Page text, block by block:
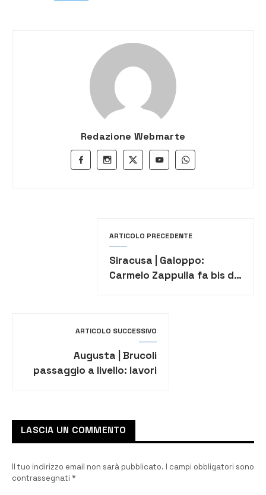
Redazione Webmarte
ARTICOLO PRECEDENTE
Siracusa | Galoppo:
Carmelo Zappulla fa bis di
ARTICOLO SUCCESSIVO
Augusta | Brucoli
passaggio a livello: lavori
LASCIA UN COMMENTO
Il tuo indirizzo email non sarà pubblicato. I campi obbligatori sono
contrassegnati *